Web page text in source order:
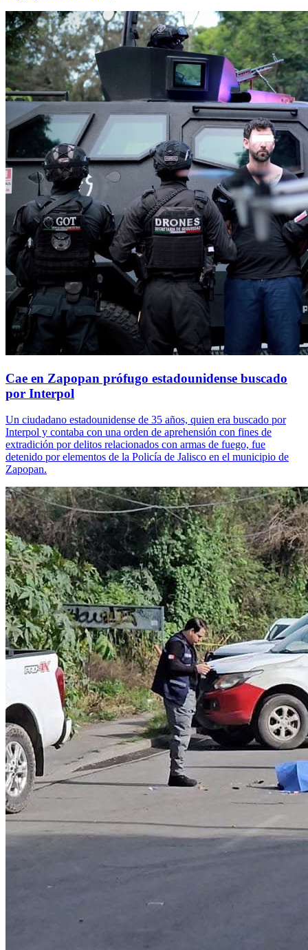
Cae en Zapopan prófugo estadounidense buscado
por Interpol
Un ciudadano estadounidense de 35 años, quien era buscado por
Interpol y contaba con una orden de aprehensión con fines de
extradición por delitos relacionados con armas de fuego, fue
detenido por elementos de la Policía de Jalisco en el municipio de
Zapopan.